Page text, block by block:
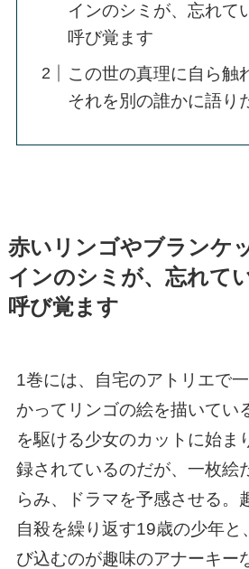
インのシミが、忘れて
呼び覚ます
この世の真理に自ら触
それを別の誰かに語
赤いリンゴやブランケ
インのシミが、忘れて
呼び覚ます
1巻には、自宅のアトリエで
かってリンゴの絵を描いてい
を駆ける少女のカットに始ま
録されているのだが、一枚絵
らみ、ドラマを予感させる。
自殺を繰り返す19歳の少年と
び込むのが趣味のアナーキー